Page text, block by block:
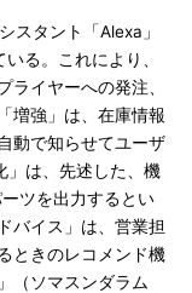
スタント「Alexa」
る。これにより、
ライヤーへの発注、
増強」は、在庫情報
動で知らせてユーザ
」は、先述した、機
ツを出力するとい
バイス」は、営業担
ときのレコメンド機
（ソマスンダラム